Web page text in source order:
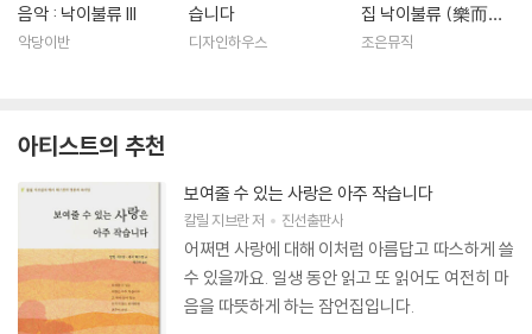
음악 : 낙이불류 III
악당이반
습니다
디자인하우스
집 낙이불류 (樂而不
流)
조은뮤직
아티스트의 추천
보여줄 수 있는 사랑은 아주 작습니다
칼릴 지브란저 진선출판사
어쩌면 사랑에 대해 이처럼 아름답고 따스하게 쓸
수 있을까요. 일생 동안 읽고 또 읽어도 여전히 마
음을 따뜻하게 하는 잠언집입니다.